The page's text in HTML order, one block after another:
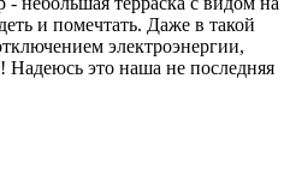
и помечтать. Даже в такой
электроэнергии,
Надеюсь это наша не последняя